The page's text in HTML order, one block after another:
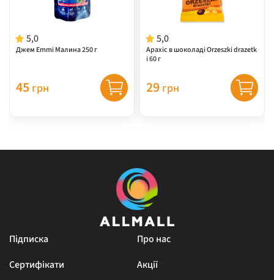
5,0
Джем Emmi Малина 250 г
45 грн
5,0
Арахіс в шоколаді Orzeszki drazetk
i 60 г
29 грн
Підписка
Про нас
Сертифікати
Акції